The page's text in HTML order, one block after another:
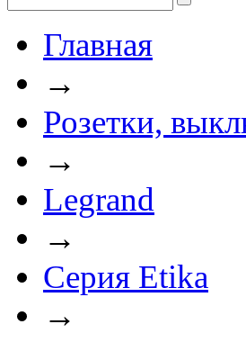
Главная
→
Розетки,
→
Legrand
→
Серия Etika
→